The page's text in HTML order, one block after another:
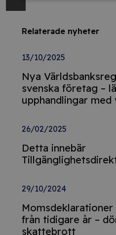
Relaterade nyheter
13/10/2025
Nya
svenska företag –
upphandlingar
26/02/2025
Detta innebär
29/10/2024
från tidigare år –
skattebrott